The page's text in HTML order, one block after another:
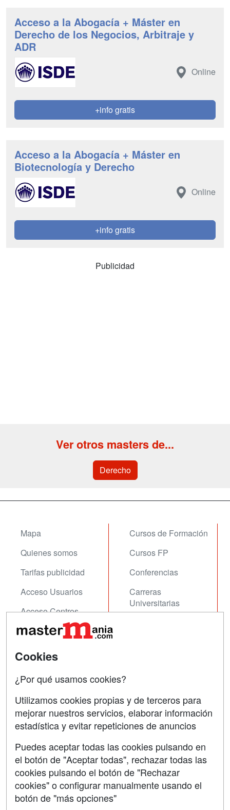
Acceso a la Abogacía + Máster en
Derecho de los Negocios, Arbitraje y
ADR
Online
+info gratis
Acceso a la Abogacía + Máster en
Biotecnología y Derecho
Online
+info gratis
Publicidad
Ver otros masters de...
Derecho
Mapa
Quienes somos
Tarifas publicidad
Acceso Usuarios
Acceso Centros
Cursos de Formación
Cursos FP
Conferencias
Carreras
Universitarias
Contactar
Copyleft
Grupo formazion:
Cookies
¿Por qué usamos cookies?
Utilizamos cookies propias y de terceros para
mejorar nuestros servicios, elaborar información
estadística y evitar repeticiones de anuncios
Puedes aceptar todas las cookies pulsando en
el botón de "Aceptar todas", rechazar todas las
cookies pulsando el botón de "Rechazar
cookies" o configurar manualmente usando el
botón de "más opciones"